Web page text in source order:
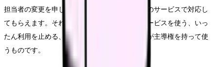
担当者の変更を申し出ることができます。多くのサービスで対応し
てもらえます。それでも合わなければ、別のサービスを使う、いっ
たん利用を止める、いずれも自由です。あなたが主導権を持って使
うものです。